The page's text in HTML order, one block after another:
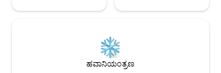
ರೆಸ್ಟೋರೆಂಟ್‌ಗಳನ್ನು ಹೊಂದಿರುವ ನೆರೆಹೊರೆಯಾಗಿದೆ.
ಒಂದು ಪಾರ್ಕಿಂಗ್ ಸ್ಥಳವನ್ನು ಹೊಂದಿದೆ. ನಗರದ
ಮುಖ್ಯ ಐತಿಹಾಸಿಕ ತಾಣಗಳಿಂದ ಸಣ್ಣ ವಾಕಿಂಗ್ ದೂರ:
ಬೈರೋ ಆಲ್ಟೊ, ಕಾರ್ಮೊ, ಚಿಯಾಡೋ, ಅವೆನಿಡಾ ಡಾ
ಲಿಬರ್ಡೇಡ್, ಕ್ಯಾಸ್ಟೆಲೊ ಡಿ ಎಸ್. ಜಾರ್ಜ್, ಪ್ರಕಾ ಡೊ
ಹವಾನಿಯಂತ್ರಣ